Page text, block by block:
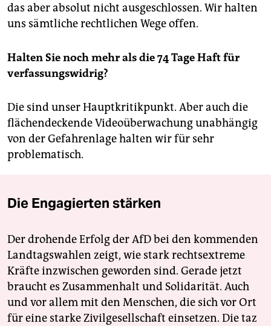
das aber absolut nicht ausgeschlossen. Wir halten
uns sämtliche rechtlichen Wege offen.
Halten Sie noch mehr als die 74 Tage Haft für
verfassungswidrig?
Die sind unser Hauptkritikpunkt. Aber auch die
flächendeckende Videoüberwachung unabhängig
von der Gefahrenlage halten wir für sehr
problematisch.
Die Engagierten stärken
Der drohende Erfolg der AfD bei den kommenden
Landtagswahlen zeigt, wie stark rechtsextreme
Kräfte inzwischen geworden sind. Gerade jetzt
braucht es Zusammenhalt und Solidarität. Auch
und vor allem mit den Menschen, die sich vor Ort
für eine starke Zivilgesellschaft einsetzen. Die taz